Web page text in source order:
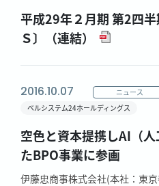
平成29年２月期 第2四
Ｓ〕（連結）
2016.10.07
ニュース
ベルシステム24ホールディングス
空色と資本提携しAI（
たBPO事業に参画
伊藤忠商事株式会社(本社：東